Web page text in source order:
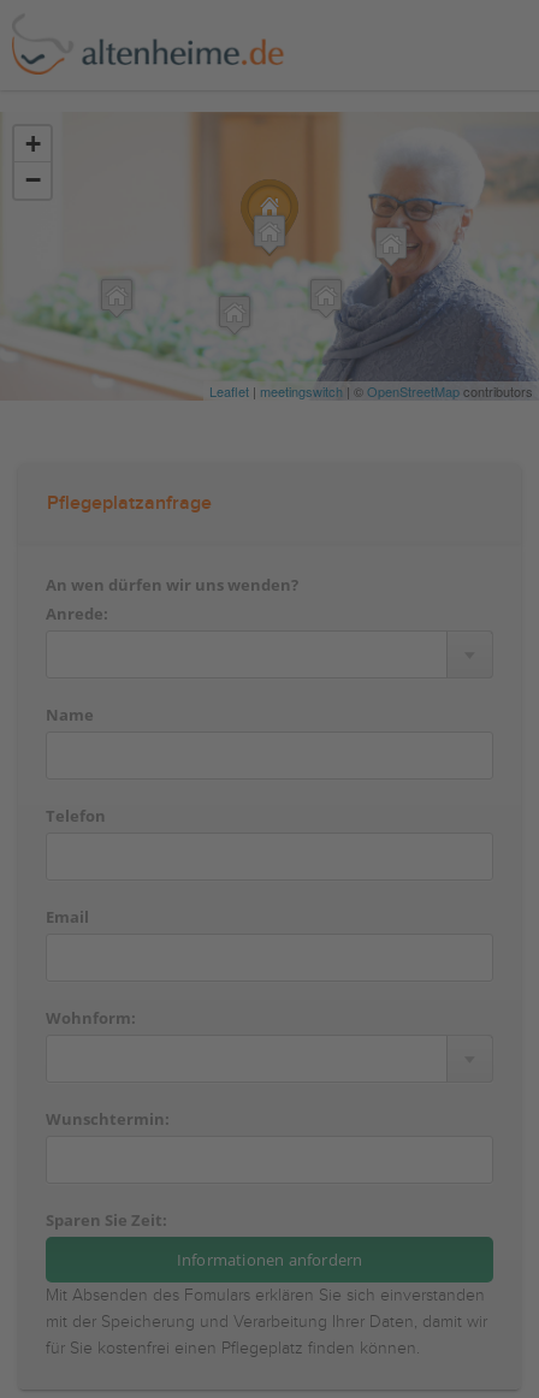
+
−
Leaflet | meetingswitch | ©OpenStreetMapcontributors
Pflegeplatzanfrage
An wen dürfen wir uns wenden?
Anrede:
Name
Telefon
Email
Wohnform:
Wunschtermin:
Sparen Sie Zeit:
Mit Absenden des Fomulars erklären Sie sich einverstanden
mit der Speicherung und Verarbeitung Ihrer Daten, damit wir
für Sie kostenfrei einen Pflegeplatz finden können.